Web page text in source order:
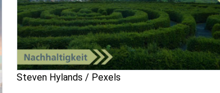
Steven Hylands / Pexels